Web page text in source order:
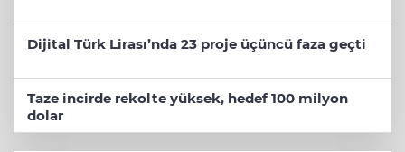
Dijital Türk Lirası’nda 23 proje üçüncü faza geçti
Taze incirde rekolte yüksek, hedef 100 milyon
dolar